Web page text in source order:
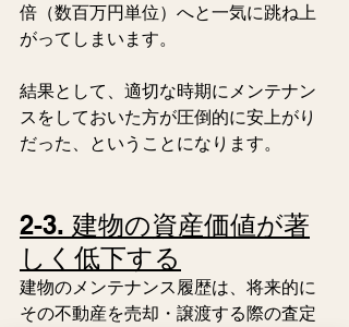
倍（数百万円単位）へと一気に跳ね上
がってしまいます。
結果として、適切な時期にメンテナン
スをしておいた方が圧倒的に安上がり
だった、ということになります。
2-3. 建物の資産価値が著
しく低下する
建物のメンテナンス履歴は、将来的に
その不動産を売却・譲渡する際の査定